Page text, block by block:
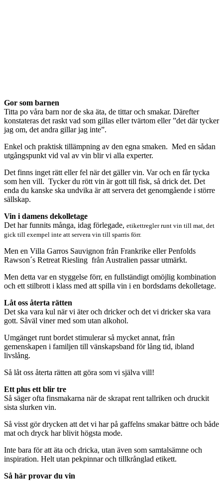
Gor som barnen
Titta po våra barn nor de ska äta, de tittar och smakar. Därefter
konstateras det raskt vad som gillas eller tvärtom eller ”det där tycker
jag om, det andra gillar jag inte”.
Enkel och praktisk tillämpning av den egna smaken. Med en sådan
utgångspunkt vid val av vin blir vi alla experter.
Det finns inget rätt eller fel när det gäller vin. Var och en får tycka
som hen vill. Tycker du rött vin är gott till fisk, så drick det. Det
enda du kanske ska undvika är att servera det genomgående i större
sällskap.
Vin i damens dekolletage
Det har funnits många, idag förlegade, etikettregler runt vin till mat, det
gick till exempel inte att servera vin till sparris förr.
Men en Villa Garros Sauvignon från Frankrike eller Penfolds
Rawson´s Retreat Riesling från Australien passar utmärkt.
Men detta var en styggelse förr, en fullständigt omöjlig kombination
och ett stilbrott i klass med att spilla vin i en bordsdams dekolletage.
Låt oss återta rätten
Det ska vara kul när vi äter och dricker och det vi dricker ska vara
gott. Såväl viner med som utan alkohol.
Umgänget runt bordet stimulerar så mycket annat, från
gemenskapen i familjen till vänskapsband för lång tid, ibland
livslång.
Så låt oss återta rätten att göra som vi själva vill!
Ett plus ett blir tre
Så säger ofta finsmakarna när de skrapat rent tallriken och druckit
sista slurken vin.
Så visst gör drycken att det vi har på gaffelns smakar bättre och både
mat och dryck har blivit högsta mode.
Inte bara för att äta och dricka, utan även som samtalsämne och
inspiration. Helt utan pekpinnar och tillkrånglad etikett.
Så här provar du vin